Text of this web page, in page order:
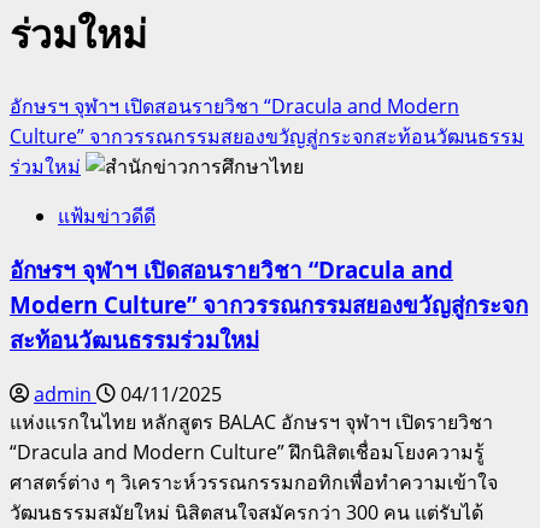
ร่วมใหม่
อักษรฯ จุฬาฯ เปิดสอนรายวิชา “Dracula and Modern
Culture” จากวรรณกรรมสยองขวัญสู่กระจกสะท้อนวัฒนธรรม
ร่วมใหม่
แฟ้มข่าวดีดี
อักษรฯ จุฬาฯ เปิดสอนรายวิชา “Dracula and
Modern Culture” จากวรรณกรรมสยองขวัญสู่กระจก
สะท้อนวัฒนธรรมร่วมใหม่
admin
04/11/2025
แห่งแรกในไทย หลักสูตร BALAC อักษรฯ จุฬาฯ เปิดรายวิชา
“Dracula and Modern Culture” ฝึกนิสิตเชื่อมโยงความรู้
ศาสตร์ต่าง ๆ วิเคราะห์วรรณกรรมกอทิกเพื่อทำความเข้าใจ
วัฒนธรรมสมัยใหม่ นิสิตสนใจสมัครกว่า 300 คน แต่รับได้